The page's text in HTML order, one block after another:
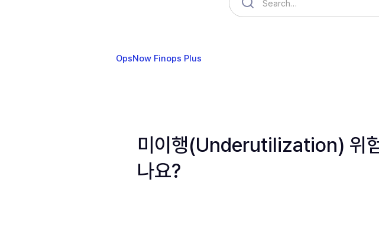
OpsNow Finops Plus
미이행(Underutilization) 위
나요?